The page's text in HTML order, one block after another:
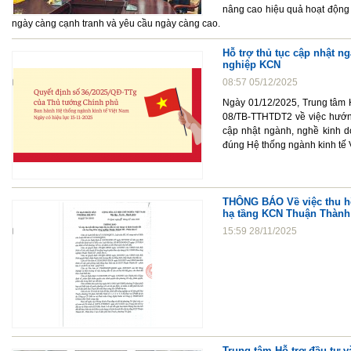
nâng cao hiệu quả hoạt
ngày càng cạnh tranh và yêu cầu ngày càng cao.
Hỗ trợ thủ tục cập nhật
nghiệp KCN
08:57 05/12/2025
Ngày 01/12/2025, Trung
08/TB-TTHTDT2 về việc
cập nhật ngành, nghề kinh
đúng Hệ thống ngành kinh tế
THÔNG BÁO Về việc thu
hạ tầng KCN Thuận
15:59 28/11/2025